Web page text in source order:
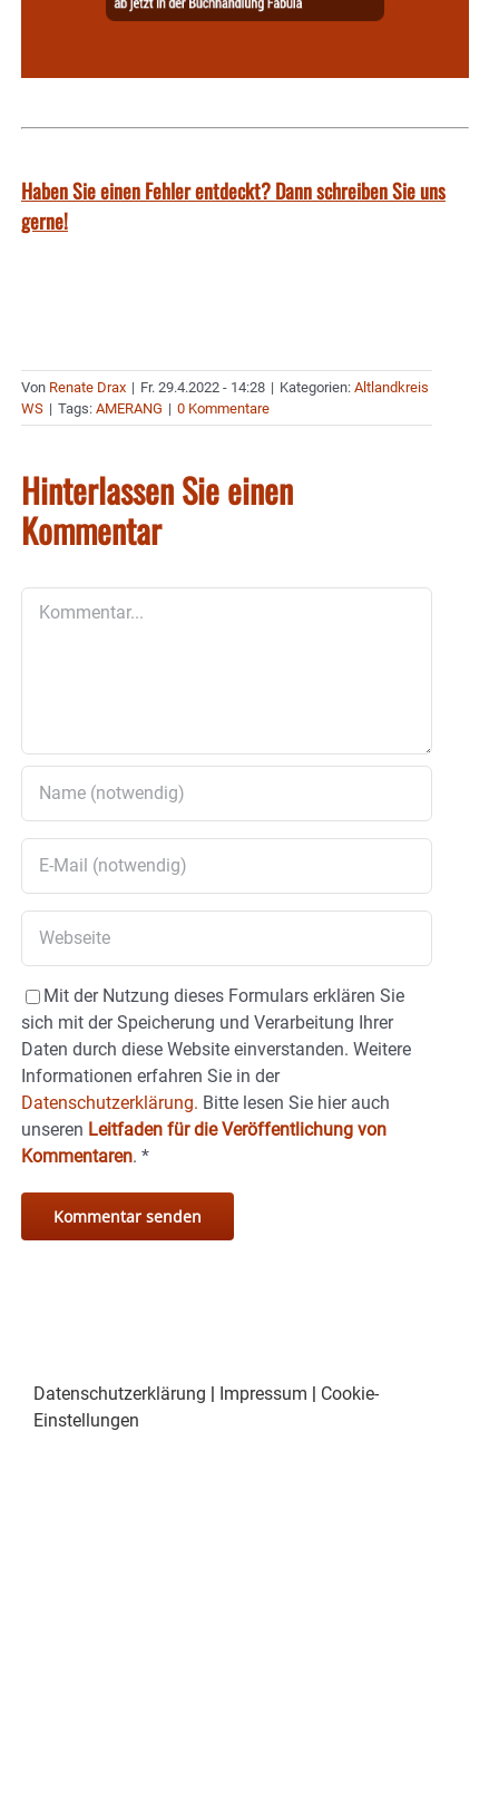
Haben Sie einen Fehler entdeckt? Dann schreiben Sie uns
gerne!
Von Renate Drax | Fr. 29.4.2022 - 14:28 | Kategorien: Altlandkreis
WS | Tags: AMERANG | 0 Kommentare
Hinterlassen Sie einen
Kommentar
Mit der Nutzung dieses Formulars erklären Sie
sich mit der Speicherung und Verarbeitung Ihrer
Daten durch diese Website einverstanden. Weitere
Informationen erfahren Sie in der
Datenschutzerklärung. Bitte lesen Sie hier auch
unseren Leitfaden für die Veröffentlichung von
Kommentaren. *
Datenschutzerklärung | Impressum | Cookie-
Einstellungen